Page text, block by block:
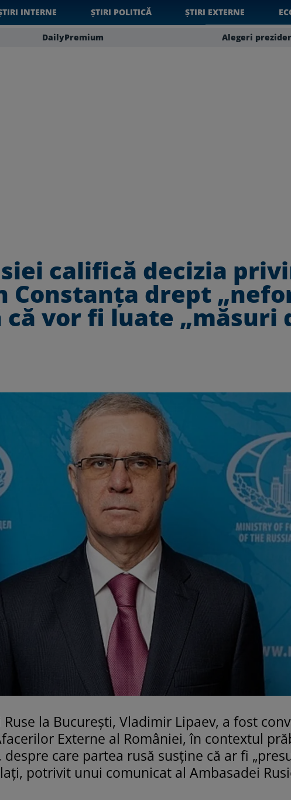
INTERNE ȘTIRI POLITICĂ ȘTIRI EXTERNE
DailyPremium Alegeri
califică decizia
Constanța drept
vor fi luate „măsuri
la București, Vladimir Lipaev, a fost
Externe al României, în contextul
care partea rusă susține că ar fi
potrivit unui comunicat al Ambasadei